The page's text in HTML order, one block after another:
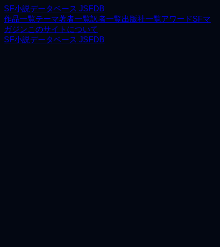
SF小説データベース JSFDB
作品一覧テーマ著者一覧訳者一覧出版社一覧アワードSFマ
ガジンこのサイトについて
SF小説データベース JSFDB